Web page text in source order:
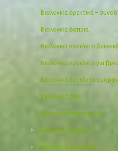
Βιολογικά ορεκτικά –
Βιολογικά όσπρια
Βιολογικά προϊόντα
Βιολογικά προϊόντα για
Βιολογικά προιόντα
Βιολογικά σνακ
Βιολογικά σπορόφυτα
Βιολογικά φρούτα
Βιολογικά ωμά σνακ